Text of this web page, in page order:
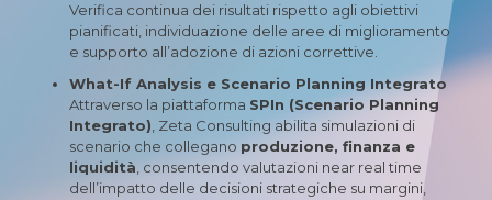
Verifica continua dei risultati rispetto agli obiettivi
pianificati, individuazione delle aree di miglioramento
e supporto all’adozione di azioni correttive.
What-If Analysis e Scenario Planning Integrato
Attraverso la piattaforma SPIn (Scenario Planning
Integrato), Zeta Consulting abilita simulazioni di
scenario che collegano produzione, finanza e
liquidità, consentendo valutazioni near real time
dell’impatto delle decisioni strategiche su margini,